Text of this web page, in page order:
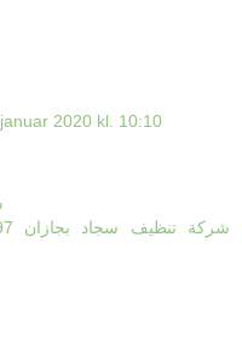
januar 2020 kl. 10:10